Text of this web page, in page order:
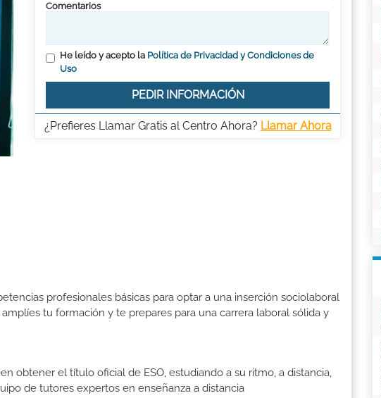
Comentarios
He leído y acepto la Política de Privacidad y Condiciones de
Uso
PEDIR INFORMACIÓN
¿Prefieres Llamar Gratis al Centro Ahora? Llamar Ahora
profesionales básicas para optar a una inserción sociolaboral
tu formación y te prepares para una carrera laboral sólida y
obtener el título oficial de ESO, estudiando a su ritmo, a distancia,
de tutores expertos en enseñanza a distancia